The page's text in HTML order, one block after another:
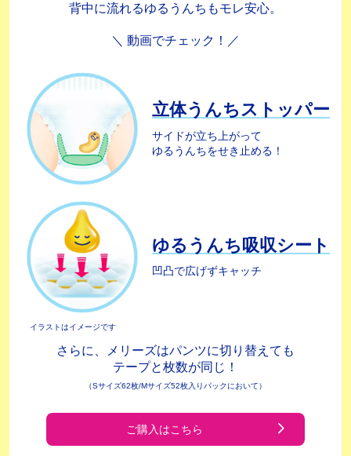
背中に流れるゆるうんちもモレ安心。
＼ 動画でチェック！／
立体うんちストッパー
サイドが立ち上がって
ゆるうんちをせき止める！
ゆるうんち 吸収シート
凹凸で広げずキャッチ
イラストはイメージです
さらに、メリーズはパンツに切り替えても
テープと枚数が同じ！
（Sサイズ62枚/Mサイズ52枚入りパックにおいて）
ご購入はこちら